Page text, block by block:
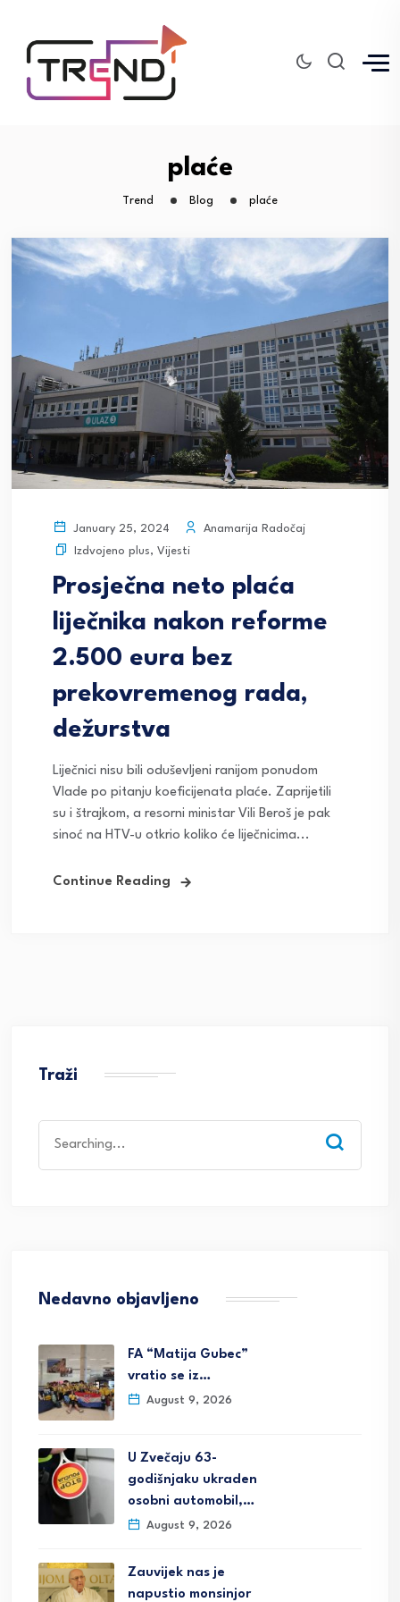
plaće
Trend Blog plaće
January 25, 2024
Anamarija Radočaj
Izdvojeno plus, Vijesti
Prosječna neto plaća
liječnika nakon reforme
2.500 eura bez
prekovremenog rada,
dežurstva
Liječnici nisu bili oduševljeni ranijom ponudom
Vlade po pitanju koeficijenata plaće. Zaprijetili
su i štrajkom, a resorni ministar Vili Beroš je pak
sinoć na HTV-u otkrio koliko će liječnicima...
Continue Reading
Traži
for:
Nedavno objavljeno
FA “Matija Gubec”
vratio se iz…
August 9, 2026
U Zvečaju 63-
godišnjaku ukraden
osobni automobil,…
August 9, 2026
Zauvijek nas je
napustio monsinjor